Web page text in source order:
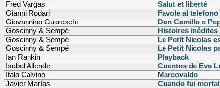
Fred Vargas
Salut et liberté
Gianni Rodari
Favole al telefono
Giovannino Guareschi
Don Camillo e
Goscinny & Sempé
Histoires
Goscinny & Sempé
Le Petit Nicolas
Goscinny & Sempé
Le Petit Nicolas
Ian Rankin
Playback
Isabel Allende
Cuentos de Eva
Italo Calvino
Marcovaldo
Javier Marías
Cuando fui mortal